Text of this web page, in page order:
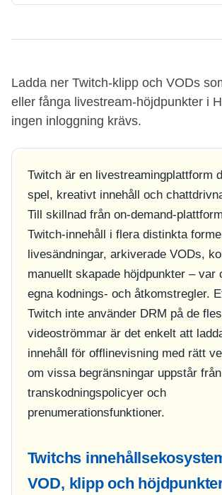
Ladda ner Twitch-klipp och VODs
eller fånga livestream-höjdpunkter i
ingen inloggning krävs.
Twitch är en livestreamingplattform
spel, kreativt innehåll och
Till skillnad från on-demand-
Twitch-innehåll i flera distinkta
livesändningar, arkiverade VODs,
manuellt skapade höjdpunkter – var
egna kodnings- och åtkomstregler.
Twitch inte använder DRM på de
videoströmmar är det enkelt att
innehåll för offlinevisning med rätt
om vissa begränsningar uppstår
transkodningspolicyer och
prenumerationsfunktioner.
Twitchs
VOD, klipp och